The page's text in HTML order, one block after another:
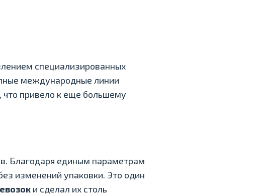
специализированных
международные линии
что привело к еще большему
Благодаря единым параметрам
изменений упаковки. Это один
и сделал их столь